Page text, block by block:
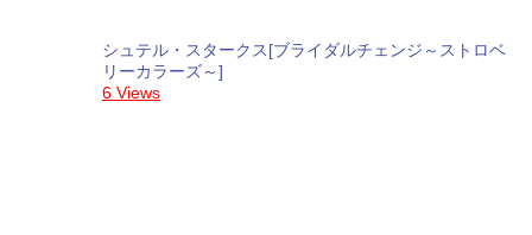
シュテル・スタークス[ブライダルチェンジ～ストロベ
リーカラーズ～]
6 Views